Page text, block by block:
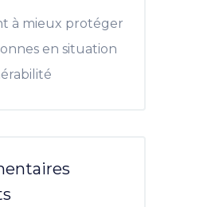
à mieux protéger
en situation